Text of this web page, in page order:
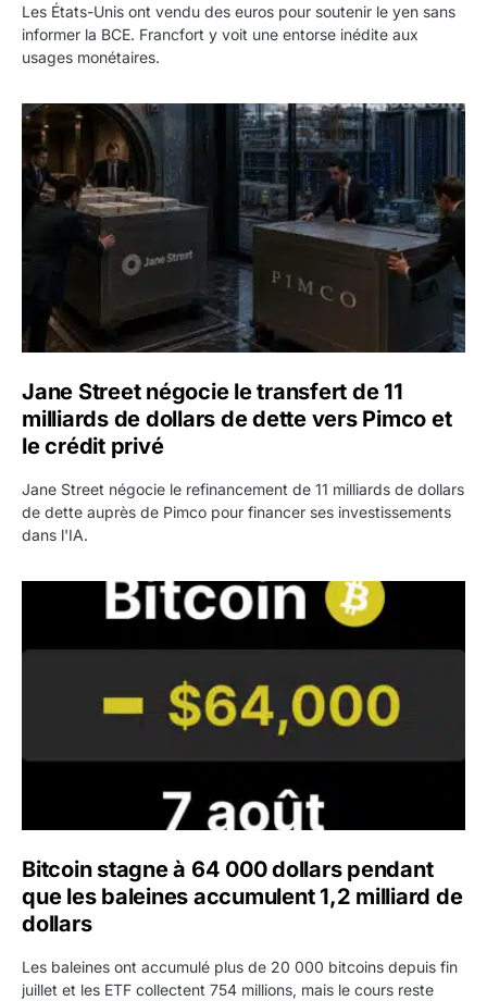
Les États-Unis ont vendu des euros pour soutenir le yen sans
informer la BCE. Francfort y voit une entorse inédite aux
usages monétaires.
Jane Street négocie le transfert de 11 milliards de
Jane Street négocie le transfert de 11
milliards de dollars de dette vers Pimco et
le crédit privé
Jane Street négocie le refinancement de 11 milliards de dollars
de dette auprès de Pimco pour financer ses investissements
dans l'IA.
Bitcoin stagne à 64 000 dollars pendant que les
Bitcoin stagne à 64 000 dollars pendant
que les baleines accumulent 1,2 milliard de
dollars
Les baleines ont accumulé plus de 20 000 bitcoins depuis fin
juillet et les ETF collectent 754 millions, mais le cours reste